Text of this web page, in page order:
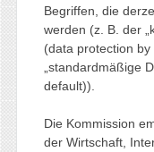
Begriffen, die
werden (z. B. der
(data protection
„standardmäßige
default)).
Die Kommission
der Wirtschaft,